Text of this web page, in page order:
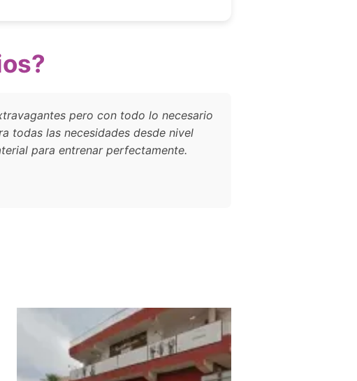
pero con todo lo necesario
todas las necesidades desde nivel
para entrenar perfectamente.